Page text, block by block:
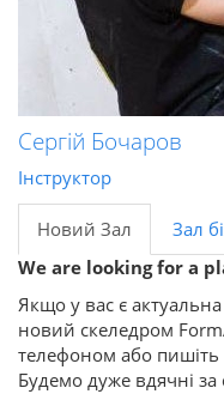
Сергій Бочаров
Інструктор
Новий Зал
Зал
We are looking for a
Якщо у вас є
новий скеледром
телефоном або
Будемо дуже вдячні за